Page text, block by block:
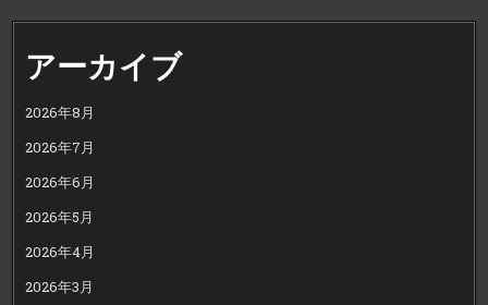
アーカイブ
2026年8月
2026年7月
2026年6月
2026年5月
2026年4月
2026年3月